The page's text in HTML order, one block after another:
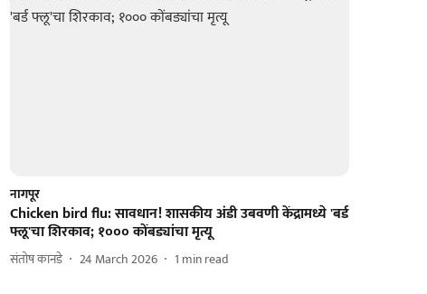
नागपूर
Chicken bird flu: सावधान! शासकीय अंडी उबवणी केंद्रामध्ये 'बर्ड
फ्लू'चा शिरकाव; १००० कोंबड्यांचा मृत्यू
संतोष कानडे 24 March 2026 1 min read